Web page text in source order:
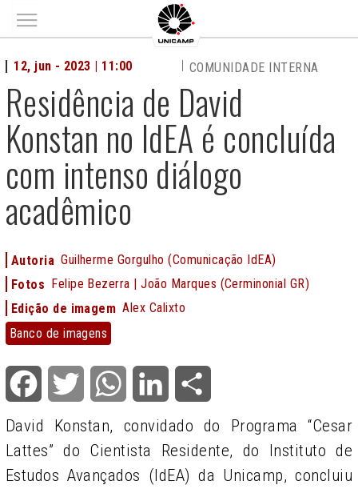
Main menu
Residência de David
Konstan no IdEA é concluída
com intenso diálogo
acadêmico
12, jun - 2023 | 11:00 COMUNIDADE INTERNA
Autoria Guilherme Gorgulho (Comunicação IdEA)
Fotos Felipe Bezerra | João Marques (Cerminonial GR)
Edição de imagem Alex Calixto
Banco
de
imagens
Banco de imagens
Facebook Twitter WhatsApp LinkedIn
David Konstan, convidado do Programa “Cesar
Lattes” do Cientista Residente, do Instituto de
Estudos Avançados (IdEA) da Unicamp, concluiu